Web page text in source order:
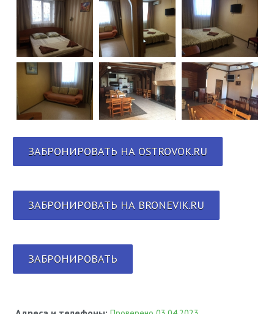
ЗАБРОНИРОВАТЬ НА OSTROVOK.RU
ЗАБРОНИРОВАТЬ НА BRONEVIK.RU
ЗАБРОНИРОВАТЬ